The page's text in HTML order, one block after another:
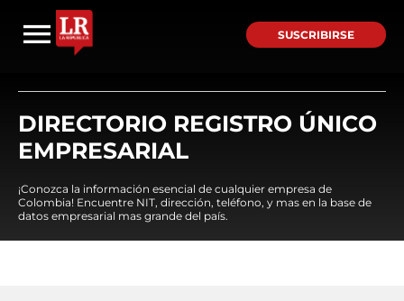
SUSCRIBIRSE
DIRECTORIO REGISTRO ÚNICO
EMPRESARIAL
¡Conozca la información esencial de cualquier empresa de
Colombia! Encuentre NIT, dirección, teléfono, y mas en la base de
datos empresarial mas grande del país.